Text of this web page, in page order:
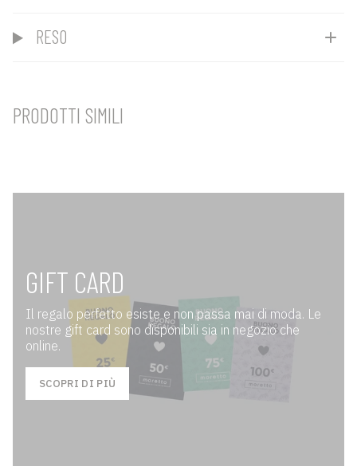
RESO
PRODOTTI SIMILI
GIFT CARD
Il regalo perfetto esiste e non passa mai di moda. Le
nostre gift card sono disponibili sia in negozio che
online.
SCOPRI DI PIÙ